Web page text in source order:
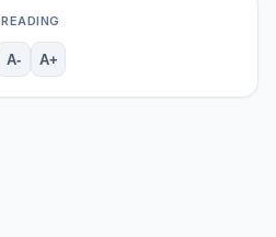
READING
A- A+